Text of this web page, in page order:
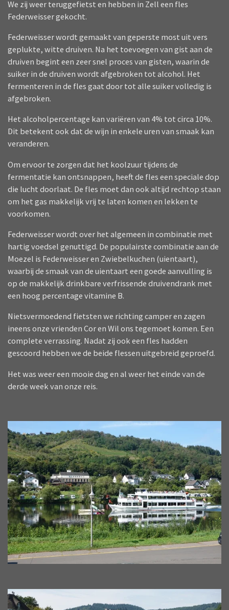
We zij weer teruggefietst en hebben in Zell een fles
Federweisser gekocht.
Federweisser wordt gemaakt van geperste most uit vers
geplukte, witte druiven. Na het toevoegen van gist aan de
druiven begint een zeer snel proces van gisten, waarin de
suiker in de druiven wordt afgebroken tot alcohol. Het
fermenteren in de fles gaat door tot alle suiker volledig is
afgebroken.
Het alcoholpercentage kan variëren van 4% tot circa 10%.
Dit betekent ook dat de wijn in enkele uren van smaak kan
veranderen.
Om ervoor te zorgen dat het koolzuur tijdens de
fermentatie kan ontsnappen, heeft de fles een speciale dop
die lucht doorlaat. De fles moet dan ook altijd rechtop staan
om het gas makkelijk vrij te laten komen en lekken te
voorkomen.
Federweisser wordt over het algemeen in combinatie met
hartig voedsel genuttigd. De populairste combinatie aan de
Moezel is Federweisser en Zwiebelkuchen (uientaart),
waarbij de smaak van de uientaart een goede aanvulling is
op de makkelijk drinkbare verfrissende druivendrank met
een hoog percentage vitamine B.
Nietsvermoedend fietsten we richting camper en zagen
ineens onze vrienden Cor en Wil ons tegemoet komen. Een
complete verrassing. Nadat zij ook een fles hadden
gescoord hebben we de beide flessen uitgebreid geproefd.
Het was weer een mooie dag en al weer het einde van de
derde week van onze reis.